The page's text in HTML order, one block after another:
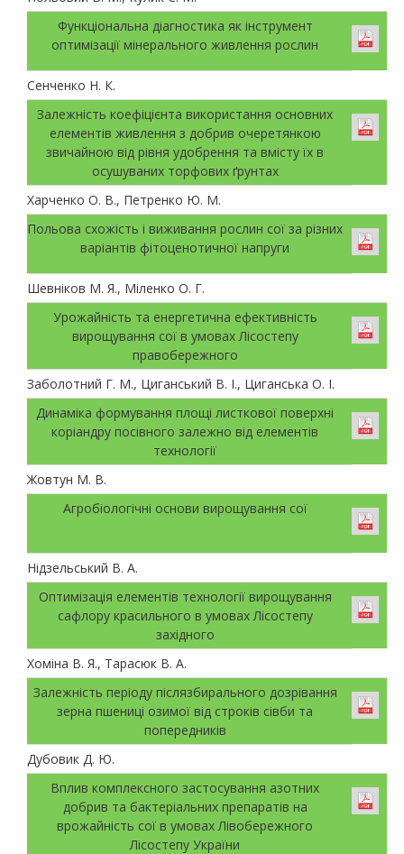
Функціональна діагностика як інструмент
оптимізації мінерального живлення рослин
Сенченко Н. К.
Залежність коефіцієнта використання основних
елементів живлення з добрив очеретянкою
звичайною від рівня удобрення та вмісту їх в
осушуваних торфових ґрунтах
Харченко О. В., Петренко Ю. М.
Польова схожість і виживання рослин сої за різних
варіантів фітоценотичної напруги
Шевніков М. Я., Міленко О. Г.
Урожайність та енергетична ефективність
вирощування сої в умовах Лісостепу
правобережного
Заболотний Г. М., Циганський В. І., Циганська О. І.
Динаміка формування площі листкової поверхні
коріандру посівного залежно від елементів
технології
Жовтун М. В.
Агробіологічні основи вирощування сої
Нідзельський В. А.
Оптимізація елементів технології вирощування
сафлору красильного в умовах Лісостепу
західного
Хоміна В. Я., Тарасюк В. А.
Залежність періоду післязбирального дозрівання
зерна пшениці озимої від строків сівби та
попередників
Дубовик Д. Ю.
Вплив комплексного застосування азотних
добрив та бактеріальних препаратів на
врожайність сої в умовах Лівобережного
Лісостепу України